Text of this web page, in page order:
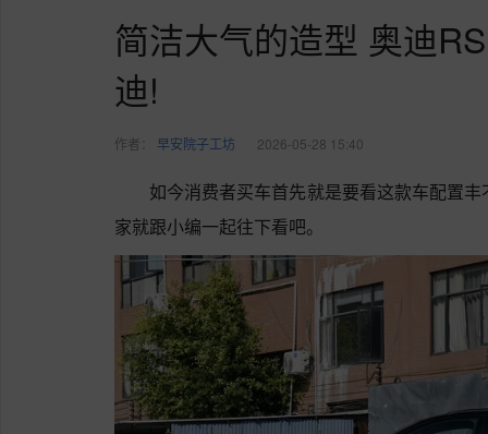
简洁大气的造型 奥迪
迪!
作者： 早安院子工坊 2026-05-28 15:40
如今消费者买车首先就是要看这款车配置
家就跟小编一起往下看吧。